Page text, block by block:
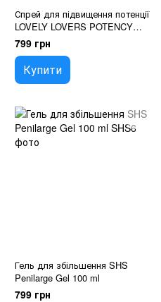
Спрей для підвищення потенції
LOVELY LOVERS POTENCY
Spray 50 ml
799 грн
Купити
Гель для збільшення SHS
Penilarge Gel 100 ml
799 грн